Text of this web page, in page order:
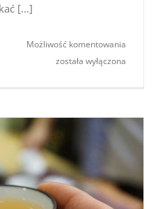
[...]
Możliwość komentowania
Polska
została wyłączona